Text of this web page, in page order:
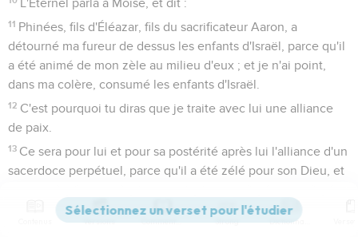
L'Éternel parla à Moïse, et dit :
11 Phinées, fils d'Éléazar, fils du sacrificateur Aaron, a
détourné ma fureur de dessus les enfants d'Israël, parce qu'il
a été animé de mon zèle au milieu d'eux ; et je n'ai point,
dans ma colère, consumé les enfants d'Israël.
12 C'est pourquoi tu diras que je traite avec lui une alliance
de paix.
13 Ce sera pour lui et pour sa postérité après lui l'alliance d'un
sacerdoce perpétuel, parce qu'il a été zélé pour son Dieu, et
L'homme d'Israël, qui fut tué avec la Madianite, s'appelait
Versions Commentaires Strong